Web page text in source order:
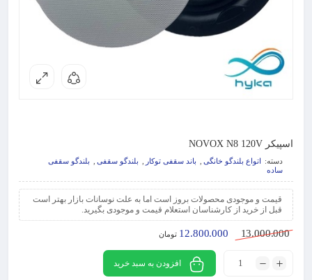
اسپیکر NOVOX N8 120V
دسته: اتواع بلندگو خانگی باند سقفی توکار بلندگو سقفی
بلندگو سقفی
ساده
قیمت و موجودی محصولات بروز است اما به علت نوسانات بازار بهتر است
قبل از خرید از کارشناسان استعلام قیمت و موجودی بگیرید.
13.000.000
12.800.000 تومان
افزودن به سبد خرید